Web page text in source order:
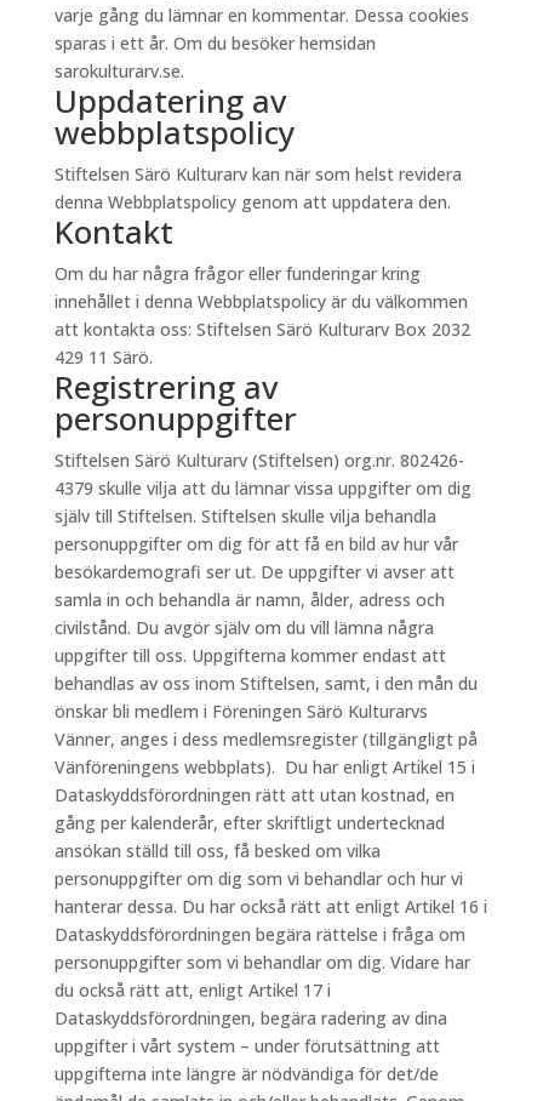
varje gång du lämnar en kommentar. Dessa cookies
sparas i ett år. Om du besöker hemsidan
sarokulturarv.se.
Uppdatering av
webbplatspolicy
Stiftelsen Särö Kulturarv kan när som helst revidera
denna Webbplatspolicy genom att uppdatera den.
Kontakt
Om du har några frågor eller funderingar kring
innehållet i denna Webbplatspolicy är du välkommen
att kontakta oss: Stiftelsen Särö Kulturarv Box 2032
429 11 Särö.
Registrering av
personuppgifter
Stiftelsen Särö Kulturarv (Stiftelsen) org.nr. 802426-
4379 skulle vilja att du lämnar vissa uppgifter om dig
själv till Stiftelsen. Stiftelsen skulle vilja behandla
personuppgifter om dig för att få en bild av hur vår
besökardemografi ser ut. De uppgifter vi avser att
samla in och behandla är namn, ålder, adress och
civilstånd. Du avgör själv om du vill lämna några
uppgifter till oss. Uppgifterna kommer endast att
behandlas av oss inom Stiftelsen, samt, i den mån du
önskar bli medlem i Föreningen Särö Kulturarvs
Vänner, anges i dess medlemsregister (tillgängligt på
Vänföreningens webbplats). Du har enligt Artikel 15 i
Dataskyddsförordningen rätt att utan kostnad, en
gång per kalenderår, efter skriftligt undertecknad
ansökan ställd till oss, få besked om vilka
personuppgifter om dig som vi behandlar och hur vi
hanterar dessa. Du har också rätt att enligt Artikel 16 i
Dataskyddsförordningen begära rättelse i fråga om
personuppgifter som vi behandlar om dig. Vidare har
du också rätt att, enligt Artikel 17 i
Dataskyddsförordningen, begära radering av dina
uppgifter i vårt system – under förutsättning att
uppgifterna inte längre är nödvändiga för det/de